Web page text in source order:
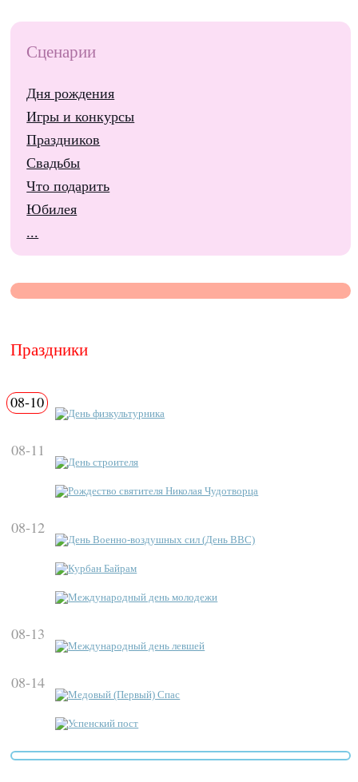
Сценарии
Дня рождения
Игры и конкурсы
Праздников
Свадьбы
Что подарить
Юбилея
...
Праздники
08-10
День физкультурника
08-11
День строителя
Рождество святителя Николая Чудотворца
08-12
День Военно-воздушных сил (День ВВС)
Курбан Байрам
Международный день молодежи
08-13
Международный день левшей
08-14
Медовый (Первый) Спас
Успенский пост